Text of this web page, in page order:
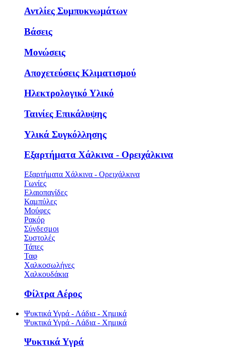
Αντλίες Συμπυκνωμάτων
Βάσεις
Μονώσεις
Αποχετεύσεις Κλιματισμού
Ηλεκτρολογικό Υλικό
Ταινίες Επικάλυψης
Υλικά Συγκόλλησης
Εξαρτήματα Χάλκινα - Ορειχάλκινα
Εξαρτήματα Χάλκινα - Ορειχάλκινα
Γωνίες
Ελαιοπαγίδες
Καμπύλες
Μούφες
Ρακόρ
Σύνδεσμοι
Συστολές
Τάπες
Ταφ
Χαλκοσωλήνες
Χαλκουδάκια
Φίλτρα Αέρος
Ψυκτικά Υγρά - Λάδια - Χημικά
Ψυκτικά Υγρά - Λάδια - Χημικά
Ψυκτικά Υγρά